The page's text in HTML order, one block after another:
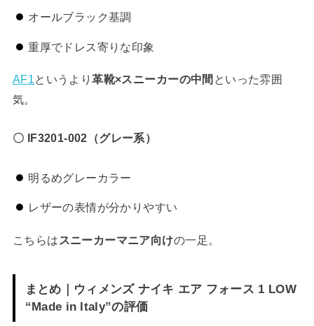
オールブラック基調
重厚でドレス寄りな印象
AF1というより革靴×スニーカーの中間 といった雰囲
気。
〇 IF3201-002（グレー系）
明るめグレーカラー
レザーの表情が分かりやすい
こちらは スニーカーマニア向けの一足。
まとめ｜ウィメンズ ナイキ エア フォース 1 LOW
“Made in Italy”の評価